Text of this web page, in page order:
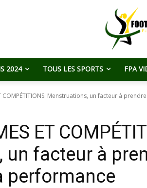
2024 TOUS LES SPORTS FPA
COMPÉTITIONS: Menstruations, un facteur à
ET
un facteur à
performance